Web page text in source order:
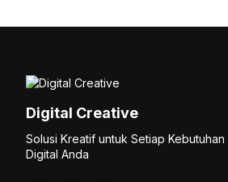
Digital Creative
Solusi Kreatif untuk Setiap Kebutuhan
Digital Anda